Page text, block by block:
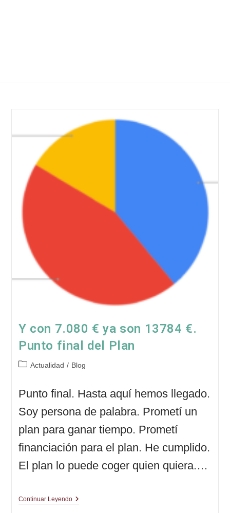
Y con 7.080 € ya son 13784 €.
Punto final del Plan
Categoría
entrada:
Actualidad / Blog
Punto final. Hasta aquí hemos llegado.
Soy persona de palabra. Prometí un
plan para ganar tiempo. Prometí
financiación para el plan. He cumplido.
El plan lo puede coger quien quiera.…
Continuar LeyendoY